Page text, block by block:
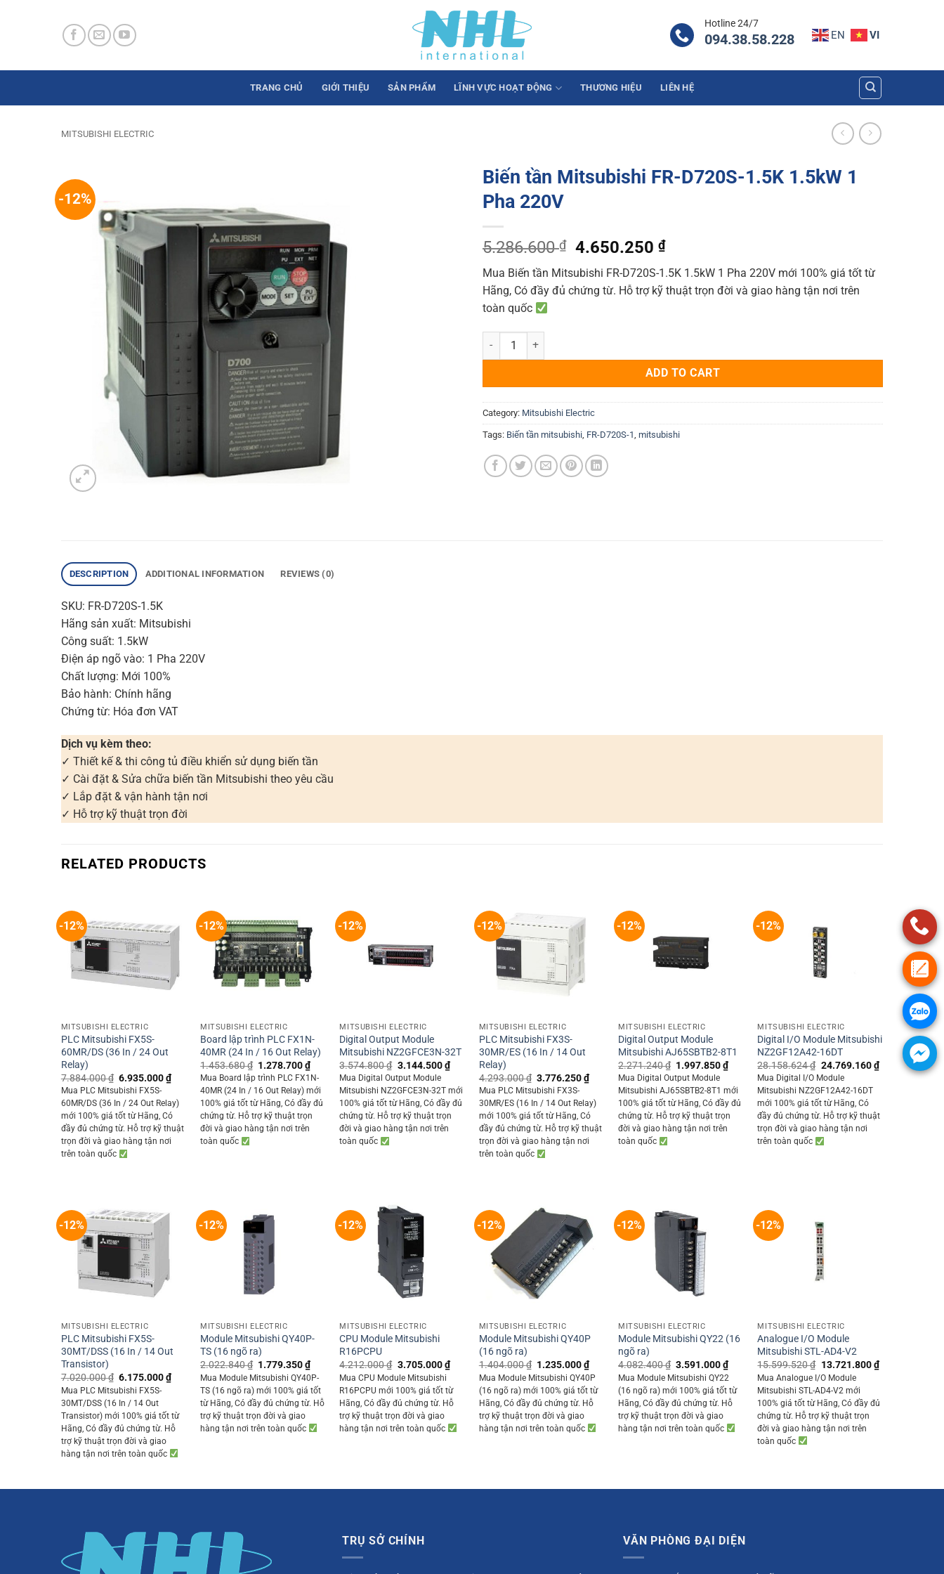
Hotline 24/7
094.38.58.228 EN VI
TRANG CHỦ GIỚI THIỆU SẢN PHẨM LĨNH VỰC HOẠT ĐỘNG THƯƠNG HIỆU LIÊN HỆ
MITSUBISHI ELECTRIC
-12%
Biến tần Mitsubishi FR-D720S-1.5K 1.5kW 1
Pha 220V
5.286.600₫
Original
price
was:
5.286.600 ₫.
4.650.250₫Current
price
is:
4.650.250 ₫.
Mua Biến tần Mitsubishi FR-D720S-1.5K 1.5kW 1 Pha 220V mới 100% giá tốt từ
Hãng, Có đầy đủ chứng từ. Hỗ trợ kỹ thuật trọn đời và giao hàng tận nơi trên
toàn quốc
Biến tần Mitsubishi FR-D720S-1.5K 1.5kW 1 Pha 220V quantity
ADD TO CART
Category: Mitsubishi Electric
Tags: Biến tần mitsubishi FR-D720S-1 mitsubishi
DESCRIPTION ADDITIONAL INFORMATION REVIEWS (0)
SKU: FR-D720S-1.5K
Hãng sản xuất: Mitsubishi
Công suất: 1.5kW
Điện áp ngõ vào: 1 Pha 220V
Chất lượng: Mới 100%
Bảo hành: Chính hãng
Chứng từ: Hóa đơn VAT
Dịch vụ kèm theo:
✓ Thiết kế & thi công tủ điều khiển sử dụng biến tần
✓ Cài đặt & Sửa chữa biến tần Mitsubishi theo yêu cầu
✓ Lắp đặt & vận hành tận nơi
✓ Hỗ trợ kỹ thuật trọn đời
RELATED PRODUCTS
-12%
MITSUBISHI ELECTRIC
PLC Mitsubishi FX5S-
60MR/DS (36 In / 24 Out
Relay)
7.884.000₫ Original
price
was:
7.884.000 ₫.
6.935.000₫Current
price
is:
6.935.000 ₫.
Mua PLC Mitsubishi FX5S-
60MR/DS (36 In / 24 Out Relay)
mới 100% giá tốt từ Hãng, Có
đầy đủ chứng từ. Hỗ trợ kỹ thuật
trọn đời và giao hàng tận nơi
trên toàn quốc
-12%
MITSUBISHI ELECTRIC
Board lập trình PLC FX1N-
40MR (24 In / 16 Out Relay)
1.453.680₫ Original
price
was:
1.453.680 ₫.
1.278.700₫Current
price
is:
1.278.700 ₫.
Mua Board lập trình PLC FX1N-
40MR (24 In / 16 Out Relay) mới
100% giá tốt từ Hãng, Có đầy đủ
chứng từ. Hỗ trợ kỹ thuật trọn
đời và giao hàng tận nơi trên
toàn quốc
-12%
MITSUBISHI ELECTRIC
Digital Output Module
Mitsubishi NZ2GFCE3N-32T
3.574.800₫ Original
price
was:
3.574.800 ₫.
3.144.500₫Current
price
is:
3.144.500 ₫.
Mua Digital Output Module
Mitsubishi NZ2GFCE3N-32T mới
100% giá tốt từ Hãng, Có đầy đủ
chứng từ. Hỗ trợ kỹ thuật trọn
đời và giao hàng tận nơi trên
toàn quốc
-12%
MITSUBISHI ELECTRIC
PLC Mitsubishi FX3S-
30MR/ES (16 In / 14 Out
Relay)
4.293.000₫ Original
price
was:
4.293.000 ₫.
3.776.250₫Current
price
is:
3.776.250 ₫.
Mua PLC Mitsubishi FX3S-
30MR/ES (16 In / 14 Out Relay)
mới 100% giá tốt từ Hãng, Có
đầy đủ chứng từ. Hỗ trợ kỹ thuật
trọn đời và giao hàng tận nơi
trên toàn quốc
-12%
MITSUBISHI ELECTRIC
Digital Output Module
Mitsubishi AJ65SBTB2-8T1
2.271.240₫ Original
price
was:
2.271.240 ₫.
1.997.850₫Current
price
is:
1.997.850 ₫.
Mua Digital Output Module
Mitsubishi AJ65SBTB2-8T1 mới
100% giá tốt từ Hãng, Có đầy đủ
chứng từ. Hỗ trợ kỹ thuật trọn
đời và giao hàng tận nơi trên
toàn quốc
-12%
MITSUBISHI ELECTRIC
Digital I/O Module Mitsubishi
NZ2GF12A42-16DT
28.158.624₫ Original
price
was:
28.158.624 ₫.
24.769.160₫Current
price
Mua Digital I/O Module
Mitsubishi NZ2GF12A42-16DT
mới 100% giá tốt từ Hãng, Có
đầy đủ chứng từ. Hỗ trợ kỹ thuật
trọn đời và giao hàng tận nơi
trên toàn quốc
-12%
MITSUBISHI ELECTRIC
PLC Mitsubishi FX5S-
30MT/DSS (16 In / 14 Out
Transistor)
7.020.000₫ Original
price
was:
7.020.000 ₫.
6.175.000₫Current
6.175.000 ₫.
Mua PLC Mitsubishi FX5S-
30MT/DSS (16 In / 14 Out
Transistor) mới 100% giá tốt từ
Hãng, Có đầy đủ chứng từ. Hỗ
trợ kỹ thuật trọn đời và giao
hàng tận nơi trên toàn quốc
-12%
MITSUBISHI ELECTRIC
Module Mitsubishi QY40P-
TS (16 ngõ ra)
2.022.840₫ Original
price
was:
2.022.840 ₫.
1.779.350₫Current
price
is:
1.779.350 ₫.
Mua Module Mitsubishi QY40P-
TS (16 ngõ ra) mới 100% giá tốt
từ Hãng, Có đầy đủ chứng từ. Hỗ
trợ kỹ thuật trọn đời và giao
hàng tận nơi trên toàn quốc
-12%
MITSUBISHI ELECTRIC
CPU Module Mitsubishi
R16PCPU
4.212.000₫ Original
price
was:
4.212.000 ₫.
3.705.000₫Current
is:
3.705.000 ₫.
Mua CPU Module Mitsubishi
R16PCPU mới 100% giá tốt từ
Hãng, Có đầy đủ chứng từ. Hỗ
trợ kỹ thuật trọn đời và giao
hàng tận nơi trên toàn quốc
-12%
MITSUBISHI ELECTRIC
Module Mitsubishi QY40P
(16 ngõ ra)
1.404.000₫ Original
price
was:
1.404.000 ₫.
1.235.000₫Current
price
is:
1.235.000 ₫.
Mua Module Mitsubishi QY40P
(16 ngõ ra) mới 100% giá tốt từ
Hãng, Có đầy đủ chứng từ. Hỗ
trợ kỹ thuật trọn đời và giao
hàng tận nơi trên toàn quốc
-12%
MITSUBISHI ELECTRIC
Module Mitsubishi QY22 (16
ngõ ra)
4.082.400₫ Original
price
was:
4.082.400 ₫.
3.591.000₫Current
price
is:
3.591.000 ₫.
Mua Module Mitsubishi QY22
(16 ngõ ra) mới 100% giá tốt từ
Hãng, Có đầy đủ chứng từ. Hỗ
trợ kỹ thuật trọn đời và giao
hàng tận nơi trên toàn quốc
-12%
MITSUBISHI ELECTRIC
Analogue I/O Module
Mitsubishi STL-AD4-V2
15.599.520₫ Original
price
was:
15.599.520 ₫.
13.721.800₫Current
Mua Analogue I/O Module
Mitsubishi STL-AD4-V2 mới
100% giá tốt từ Hãng, Có đầy đủ
chứng từ. Hỗ trợ kỹ thuật trọn
đời và giao hàng tận nơi trên
toàn quốc
TRỤ SỞ CHÍNH VĂN PHÒNG ĐẠI DIỆN